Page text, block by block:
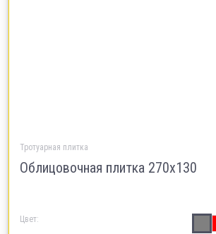
Тротуарная плитка
Облицовочная плитка 270х130
Цвет: